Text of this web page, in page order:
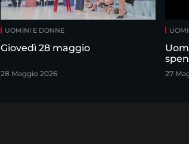
UOMINI E DONNE
Giovedì 28 maggio
28 Maggio 2026 27